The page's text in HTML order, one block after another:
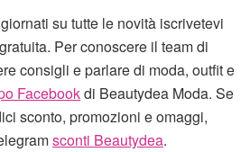
su tutte le novità iscrivetevi
Per conoscere il team di
consigli e parlare di moda, outfit e
Facebookdi Beautydea Moda. Se
sconto, promozioni e omaggi,
sconti Beautydea.